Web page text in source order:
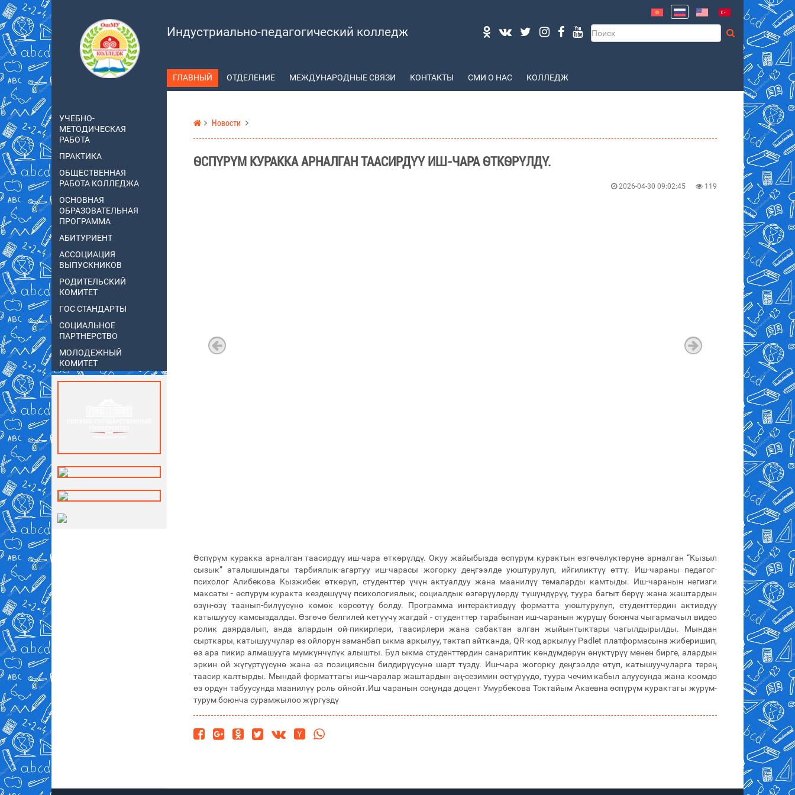
Индустриально-педагогический колледж
ГЛАВНЫЙ ОТДЕЛЕНИЕ МЕЖДУНАРОДНЫЕ СВЯЗИ КОНТАКТЫ СМИ О НАС КОЛЛЕДЖ
УЧЕБНО-
МЕТОДИЧЕСКАЯ
РАБОТА
ПРАКТИКА
ОБЩЕСТВЕННАЯ
РАБОТА КОЛЛЕДЖА
ОСНОВНАЯ
ОБРАЗОВАТЕЛЬНАЯ
ПРОГРАММА
АБИТУРИЕНТ
АССОЦИАЦИЯ
ВЫПУСКНИКОВ
РОДИТЕЛЬСКИЙ
КОМИТЕТ
ГОС СТАНДАРТЫ
СОЦИАЛЬНОЕ
ПАРТНЕРСТВО
МОЛОДЕЖНЫЙ
КОМИТЕТ
Новости
ӨСПҮРҮМ КУРАККА АРНАЛГАН ТААСИРДҮҮ ИШ-ЧАРА ӨТКӨРҮЛДҮ.
2026-04-30 09:02:45 119
Өспүрүм куракка арналган таасирдүү иш-чара өткөрүлдү. Окуу жайыбызда өспүрүм курактын өзгөчөлүктөрүнө арналган “Кызыл
сызык” аталышындагы тарбиялык-агартуу иш-чарасы жогорку деңгээлде уюштурулуп, ийгиликтүү өттү. Иш-чараны педагог-
психолог Алибекова Кызжибек өткөрүп, студенттер үчүн актуалдуу жана маанилүү темаларды камтыды. Иш-чаранын негизги
максаты - өспүрүм куракта кездешүүчү психологиялык, социалдык өзгөрүүлөрдү түшүндүрүү, туура багыт берүү жана жаштардын
өзүн-өзү таанып-билүүсүнө көмөк көрсөтүү болду. Программа интерактивдүү форматта уюштурулуп, студенттердин активдүү
катышуусу камсыздалды. Өзгөчө белгилей кетүүчү жагдай - студенттер тарабынан иш-чаранын жүрүшү боюнча чыгармачыл видео
ролик даярдалып, анда алардын ой-пикирлери, таасирлери жана сабактан алган жыйынтыктары чагылдырылды. Мындан
сырткары, катышуучулар өз ойлорун заманбап ыкма аркылуу, тактап айтканда, QR-код аркылуу Padlet платформасына жиберишип,
өз ара пикир алмашууга мүмкүнчүлүк алышты. Бул ыкма студенттердин санариптик көндүмдөрүн өнүктүрүү менен бирге, алардын
эркин ой жүгүртүүсүнө жана өз позициясын билдирүүсүнө шарт түздү. Иш-чара жогорку деңгээлде өтүп, катышуучуларга терең
таасир калтырды. Мындай форматтагы иш-чаралар жаштардын аң-сезимин өстүрүүдө, туура чечим кабыл алуусунда жана коомдо
өз ордун табуусунда маанилүү роль ойнойт.Иш чаранын соңунда доцент Умурбекова Токтайым Акаевна өспүрүм курактагы жүрүм-
турум боюнча сурамжылоо жүргүздү